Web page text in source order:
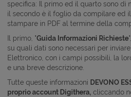
specifica: Il primo ed il quarto sono di
il secondo è il foglio da compilare ed
stampare in PDF al termine della
Il primo, "Guida Informazioni Richieste
su quali dati sono necessari per
Elettronico, con i campi possibili, la
e una breve descrizione.
Tutte queste informazioni DEVONO
proprio account Digithera, cliccando